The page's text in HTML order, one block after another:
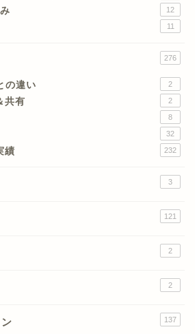
12
11
276
の違い 2
共有 2
8
32
績 232
3
121
2
2
137